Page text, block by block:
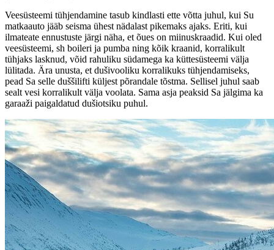
Veesüsteemi tühjendamine tasub kindlasti ette võtta juhul, kui Su
matkaauto jääb seisma ühest nädalast pikemaks ajaks. Eriti, kui
ilmateate ennustuste järgi näha, et õues on miinuskraadid. Kui oled
veesüsteemi, sh boileri ja pumba ning kõik kraanid, korralikult
tühjaks lasknud, võid rahuliku südamega ka küttesüsteemi välja
lülitada. Ära unusta, et dušivooliku korralikuks tühjendamiseks,
pead Sa selle duššilifti küljest põrandale tõstma. Sellisel juhul saab
sealt vesi korralikult välja voolata. Sama asja peaksid Sa jälgima ka
garaaži paigaldatud dušiotsiku puhul.